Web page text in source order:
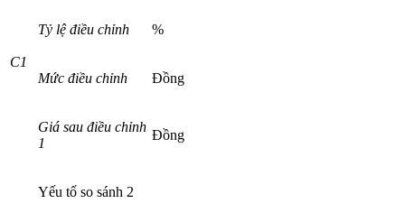
C1
Tỷ lệ điều chỉnh %
Mức điều chỉnh Đồng
Giá sau điều chỉnh
1
Đồng
Yếu tố so sánh 2